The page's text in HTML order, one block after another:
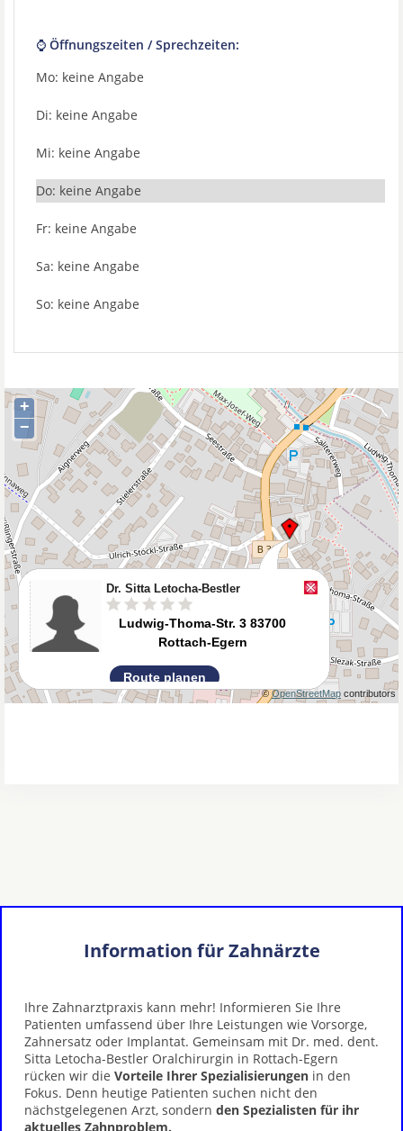
⌚ Öffnungszeiten / Sprechzeiten:
Mo: keine Angabe
Di: keine Angabe
Mi: keine Angabe
Do: keine Angabe
Fr: keine Angabe
Sa: keine Angabe
So: keine Angabe
Information für Zahnärzte
Ihre Zahnarztpraxis kann mehr! Informieren Sie Ihre
Patienten umfassend über Ihre Leistungen wie Vorsorge,
Zahnersatz oder Implantat. Gemeinsam mit Dr. med. dent.
Sitta Letocha-Bestler Oralchirurgin in Rottach-Egern
rücken wir die Vorteile Ihrer Spezialisierungen in den
Fokus. Denn heutige Patienten suchen nicht den
nächstgelegenen Arzt, sondern den Spezialisten für ihr
aktuelles Zahnproblem.